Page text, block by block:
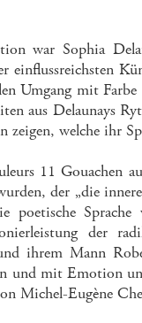
war Sophia
einflussreichsten
Umgang mit
aus Delaunays
welche ihr
11 Gouachen
der „die
poetische
der
ihrem Mann
und mit Emotion
Michel-Eugène